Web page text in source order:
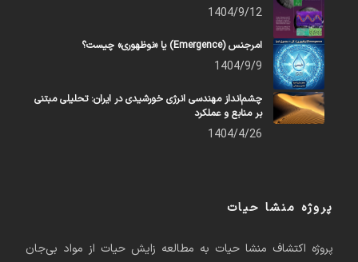
1404/9/12
امرجنس (Emergence) یا «نوظهوری» چیست؟
1404/9/9
چشم‌انداز مهندسی انرژی خورشیدی در ایران: تحلیلی مبتنی
بر منابع و عملکرد
1404/4/26
پروژه منشا حیات
پروژه اکتشاف منشا حیات به مطالعه زایش حیات از مواد بی‌جان